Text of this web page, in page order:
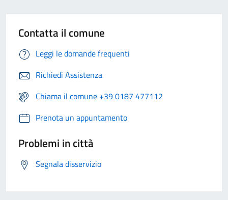
Contatta il comune
Leggi le domande frequenti
Richiedi Assistenza
Chiama il comune +39 0187 477112
Prenota un appuntamento
Problemi in città
Segnala disservizio